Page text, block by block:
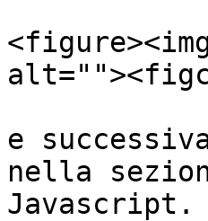
e
nella
Javascript.